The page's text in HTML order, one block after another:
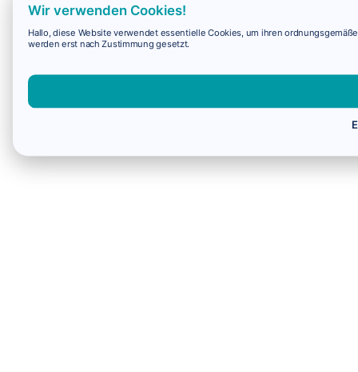
Wir verwenden Cookies!
Hallo, diese Website verwendet essentielle Cookies, um ihren
werden erst nach Zustimmung gesetzt.